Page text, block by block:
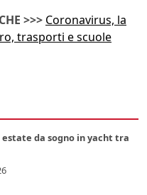
>>> Coronavirus, la
trasporti e scuole
da sogno in yacht tra